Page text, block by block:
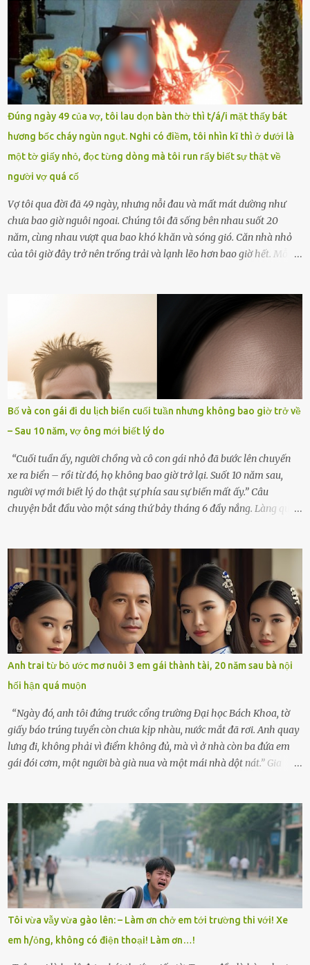
chưa phù hợp, gây xôn xao, bức xúc trong dư luận. Ngay sau đó,
Trường THPT Chuyên Nguyễn Tất Thành báo cáo xác nhận tài
khoản Chu Vinh là của học sinh Chu Ngọc Quang Vinh, lớp 12 Anh
của nhà trường. Nam sinh này từng giành ngôi vô địch, mang về
vòng nguyệt quế cuộc thi tháng 1, quý I, Đường lên đỉnh Olympia
năm thứ 24. Quá trình giáo dục, học sinh Chu Ngọc Quang Vinh đã
nhận thức được nội dung bài viết của bản thân trên mạng xã hội
ngày 1.9 là chưa phù hợp nên đã chủ động gỡ bài viết và đăng bài
xin lỗi trên trang Facebook cá nhân. Chu Ngọc Quang Vinh làm việc
với cơ quan chức năng. Ảnh: Đơn vị cung...
Đúng ngày 49 của vợ, tôi lau dọn bàn thờ thì t/á/i mặt thấy bát
hương bốc cháy ngùn ngụt. Nghi có điềm, tôi nhìn kĩ thì ở dưới là
một tờ giấy nhỏ, đọc từng dòng mà tôi run rẩy biết sự thật về
người vợ quá cố
Vợ tôi qua đời đã 49 ngày, nhưng nỗi đau và mất mát dường như
chưa bao giờ nguôi ngoai. Chúng tôi đã sống bên nhau suốt 20
năm, cùng nhau vượt qua bao khó khăn và sóng gió. Căn nhà nhỏ
của tôi giờ đây trở nên trống trải và lạnh lẽo hơn bao giờ hết. Mỗi
rơi vào khoảng trống vô tận, chẳng còn muốn làm gì ngoài việc
ngồi lặng lẽ nhớ về cô ấy. Nhưng cuộc sống không cho phép tôi mãi
chìm đắm trong đau khổ. Họ hàng, bạn bè và những người thân
thiết đã đến bên, giúp tôi tổ chức tang lễ chu toàn. Và hôm nay là
ngày giỗ đầu tiên của vợ, 49 ngày sau khi cô ấy rời xa tôi mãi
mãi.Buổi sáng hôm đó, sau khi cúng cơm xong, tôi quyết định lên
sắp xếp lại bàn thờ vợ. Mọi thứ vẫn như mọi ngày, nhưng có điều gì
đó kỳ lạ mà tôi không thể giải thích được. Trong khoảnh khắc tôi
cúi xuống lau chùi bát hương, một luồng gió lạ thoáng qua, khiến
tôi giật mình. Và rồi, một chuyện kinh...
Bố và con gái đi du lịch biển cuối tuần nhưng không bao giờ trở về
– Sau 10 năm, vợ ông mới biết lý do
“Cuối tuần ấy, người chồng và cô con gái nhỏ đã bước lên chuyến
xe ra biển – rồi từ đó, họ không bao giờ trở lại. Suốt 10 năm sau,
người vợ mới biết lý do thật sự phía sau sự biến mất ấy.” Câu
chuyện bắt đầu vào một sáng thứ bảy tháng 6 đầy nắng. Làng quê
không kém. Ông Minh, vốn là một người đàn ông điềm đạm, ít nói,
hôm ấy lại đặc biệt vui vẻ. Ông chuẩn bị hành lý cho chuyến đi biển
cùng cô con gái 8 tuổi tên Thảo. “Em ở nhà nghỉ ngơi nhé, anh đưa
con đi biển hai ngày, để nó được ngắm sóng, nghịch cát. Về chắc nó
sẽ kể cho em nghe cả tuần không hết chuyện.” – Ông Minh cười
hiền, vuốt tóc vợ. Bà Hạnh nhìn chồng và con gái ríu rít chuẩn bị mà
lòng cũng rộn ràng. Bà vốn ít có dịp đi xa vì còn bận buôn bán ở chợ,
nên lần này cũng đành ở nhà. Thảo ôm chầm lấy mẹ trước khi đi:
“Con sẽ nhặt thật nhiều vỏ sò cho mẹ nhé!” Chiếc xe khách lăn
bánh rời khỏi bến...
Anh trai từ bỏ ước mơ nuôi 3 em gái thành tài, 20 năm sau bà nội
hối hận quá muộn
“Ngày đó, anh tôi đứng trước cổng trường Đại học Bách Khoa, tờ
giấy báo trúng tuyển còn chưa kịp nhàu, nước mắt đã rơi. Anh quay
lưng đi, không phải vì điểm không đủ, mà vì ở nhà còn ba đứa em
gái đói cơm, một người bà già nua và một mái nhà dột nát.” Gia
có tin tức. Mọi gánh nặng đổ dồn lên đôi vai gầy guộc của bà nội –
cụ Nguyễn Thị Đào – và cậu con trai cả là Trí, lúc đó mới chỉ 17 tuổi.
Trí là học sinh giỏi toàn huyện, học lớp 12 nhưng đã biết làm ruộng,
làm thuê, biết đi cày thuê từ 4h sáng rồi lại tất tả về đi học. Người
trong làng thương lắm, bảo: “Thằng Trí học giỏi mà hiền, sau này
nên ông này bà nọ đó!” Trí có ba cô em gái: Mai, Lan và Hương – ba
cái tên mẹ đặt lúc còn sống, mong tụi nhỏ sau này như hoa mai nở
giữa mùa đông. Nhưng hoa có đẹp mấy cũng cần đất màu, mà nhà
thì chỉ toàn đất sỏi đá và khốn khó. Năm đó, Trí đỗ Đại học Bách
Khoa Hà...
Tôi vừa vẫy vừa gào lên: – Làm ơn chở em tới trường thi với! Xe
em h/ỏng, không có điện thoại! Làm ơn…!